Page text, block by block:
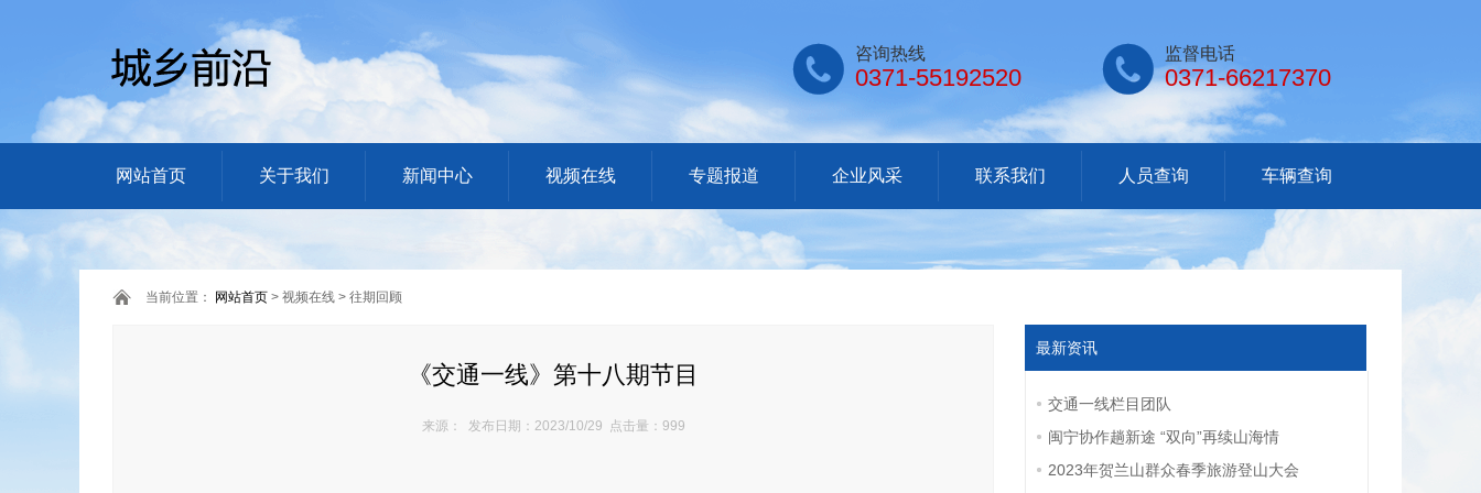
 咨询热线
0371-55192520  监督电话
0371-66217370
网站首页 关于我们 新闻中心 视频在线 专题报道 企业风采 联系我们 人员查询 车辆查询
当前位置： 网站首页 > 视频在线 > 往期回顾
《交通一线》第十八期节目
来源： 发布日期：2023/10/29 点击量：999
最新资讯
交通一线栏目团队
闽宁协作趟新途 “双向”再续山海情
2023年贺兰山群众春季旅游登山大会